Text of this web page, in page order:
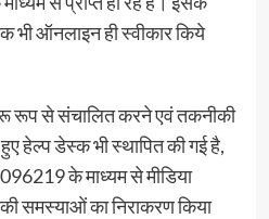
भी ऑनलाइन ही स्वीकार किये
रूप से संचालित करने एवं तकनीकी
हेल्प डेस्क भी स्थापित की गई है,
के माध्यम से मीडिया
समस्याओं का निराकरण किया